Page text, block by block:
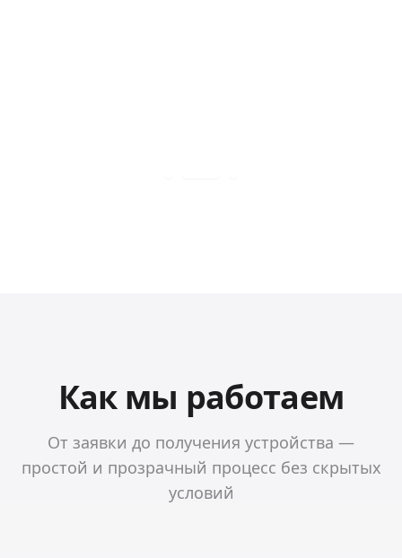
Как мы работаем
От заявки до получения устройства —
простой и прозрачный процесс без скрытых
условий